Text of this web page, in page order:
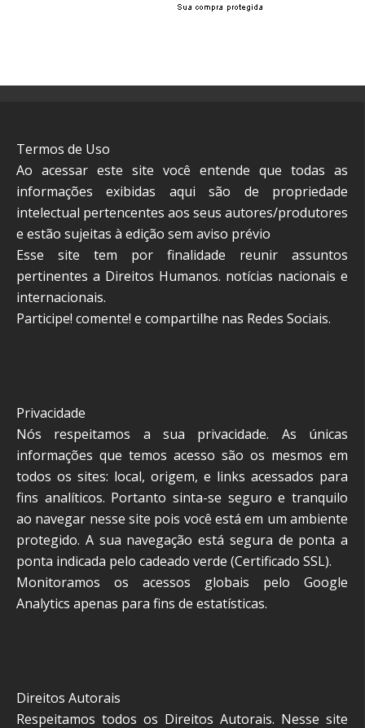
Termos de Uso
Ao acessar este site você entende que todas as
informações exibidas aqui são de propriedade
intelectual pertencentes aos seus autores/produtores
e estão sujeitas à edição sem aviso prévio
Esse site tem por finalidade reunir assuntos
pertinentes a Direitos Humanos. notícias nacionais e
internacionais.
Participe! comente! e compartilhe nas Redes Sociais.
Privacidade
Nós respeitamos a sua privacidade. As únicas
informações que temos acesso são os mesmos em
todos os sites: local, origem, e links acessados para
fins analíticos. Portanto sinta-se seguro e tranquilo
ao navegar nesse site pois você está em um ambiente
protegido. A sua navegação está segura de ponta a
ponta indicada pelo cadeado verde (Certificado SSL).
Monitoramos os acessos globais pelo Google
Analytics apenas para fins de estatísticas.
Direitos Autorais
Respeitamos todos os Direitos Autorais. Nesse site